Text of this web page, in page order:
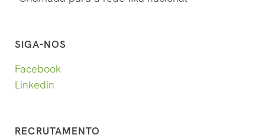
SIGA-NOS
Facebook
Linkedin
RECRUTAMENTO